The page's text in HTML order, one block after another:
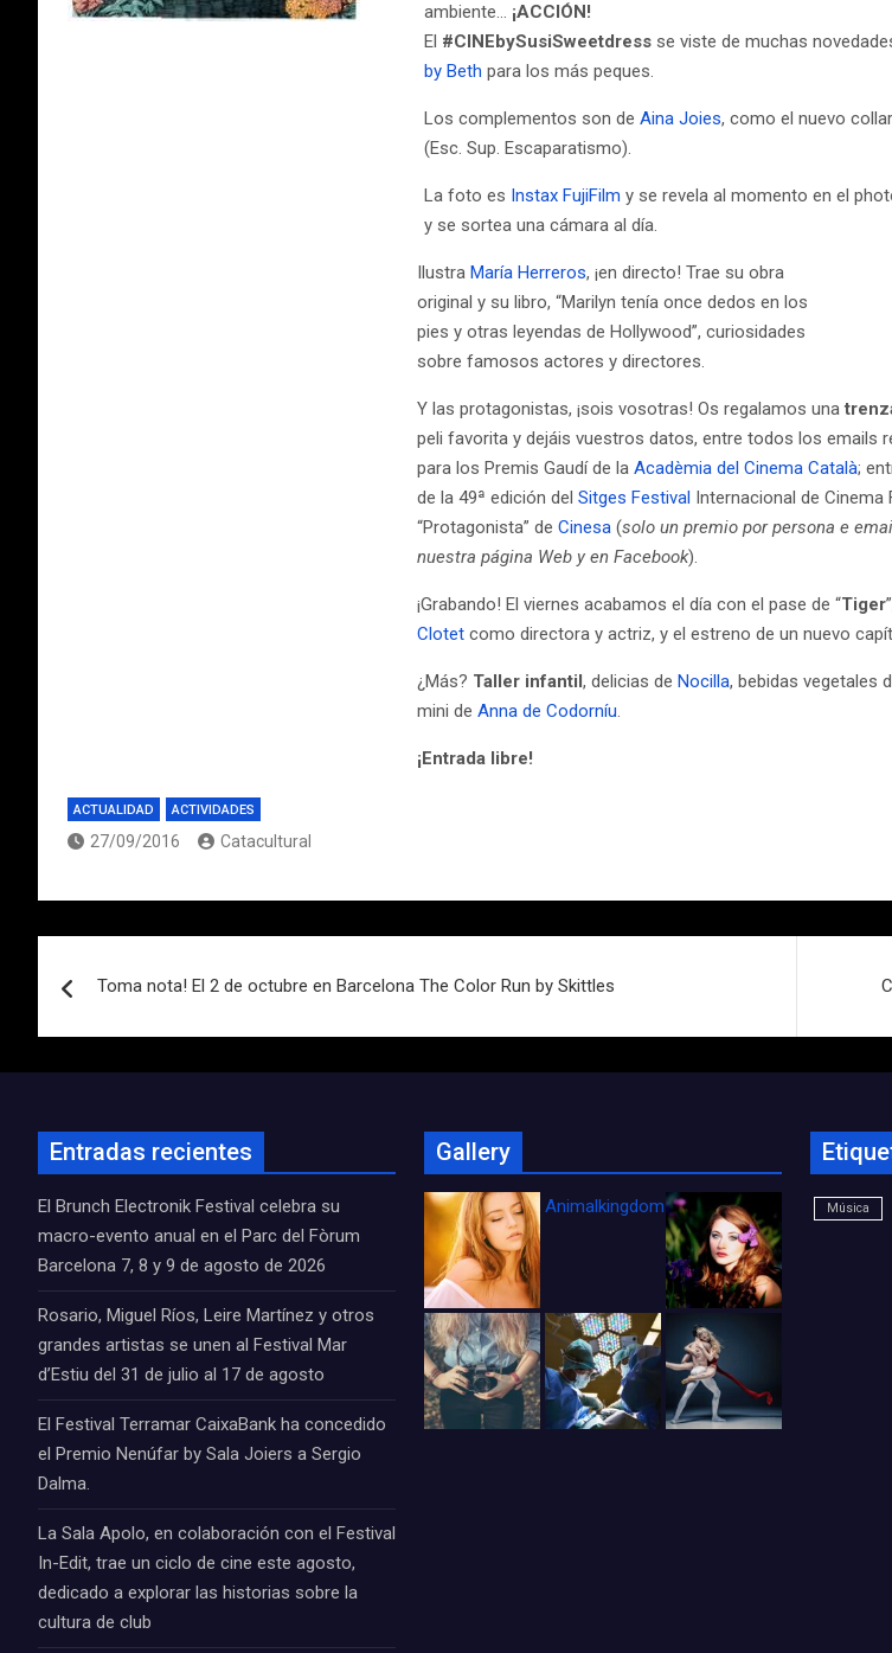
ambiente… ¡ACCIÓN!
El #CINEbySusiSweetdress se viste de muchas
by Beth para los más peques.
Los complementos son de Aina Joies, como el nuevo
(Esc. Sup. Escaparatismo).
La foto es Instax FujiFilm y se revela al momento en el
y se sortea una cámara al día.
Ilustra María Herreros, ¡en directo! Trae su obra
original y su libro, “Marilyn tenía once dedos en los
pies y otras leyendas de Hollywood”, curiosidades
sobre famosos actores y directores.
Y las protagonistas, ¡sois vosotras! Os regalamos una
peli favorita y dejáis vuestros datos, entre todos los emails
para los Premis Gaudí de la Acadèmia del Cinema Català;
de la 49ª edición del Sitges Festival Internacional de Cinema
“Protagonista” de Cinesa (solo un premio por persona e
nuestra página Web y en Facebook).
¡Grabando! El viernes acabamos el día con el pase de “Tiger
Clotet como directora y actriz, y el estreno de un nuevo
¿Más? Taller infantil, delicias de Nocilla, bebidas vegetales
mini de Anna de Codorníu.
¡Entrada libre!
ACTUALIDAD ACTIVIDADES
27/09/2016 Catacultural
de
Toma nota! El 2 de octubre en Barcelona The Color Run by Skittles
Entradas recientes
El Brunch Electronik Festival celebra su
macro-evento anual en el Parc del Fòrum
Barcelona 7, 8 y 9 de agosto de 2026
Rosario, Miguel Ríos, Leire Martínez y otros
grandes artistas se unen al Festival Mar
d’Estiu del 31 de julio al 17 de agosto
El Festival Terramar CaixaBank ha concedido
el Premio Nenúfar by Sala Joiers a Sergio
Dalma.
La Sala Apolo, en colaboración con el Festival
In-Edit, trae un ciclo de cine este agosto,
dedicado a explorar las historias sobre la
cultura de club
Gallery
Animalkingdom_FichaCine Música